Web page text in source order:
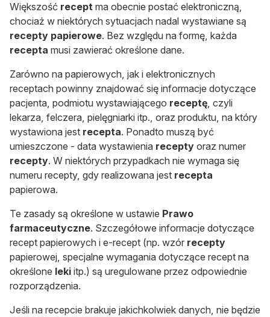
Większość recept ma obecnie postać elektroniczną,
chociaż w niektórych sytuacjach nadal wystawiane są
recepty papierowe. Bez względu na formę, każda
recepta musi zawierać określone dane.
Zarówno na papierowych, jak i elektronicznych
receptach powinny znajdować się informacje dotyczące
pacjenta, podmiotu wystawiającego receptę , czyli
lekarza, felczera, pielęgniarki itp., oraz produktu, na który
wystawiona jest recepta. Ponadto muszą być
umieszczone - data wystawienia recepty oraz numer
recepty. W niektórych przypadkach nie wymaga się
numeru recepty, gdy realizowana jest recepta
papierowa.
Te zasady są określone w ustawie Prawo
farmaceutyczne. Szczegółowe informacje dotyczące
recept papierowych i e-recept (np. wzór recepty
papierowej, specjalne wymagania dotyczące recept na
określone leki itp.) są uregulowane przez odpowiednie
rozporządzenia.
Jeśli na recepcie brakuje jakichkolwiek danych, nie będzie